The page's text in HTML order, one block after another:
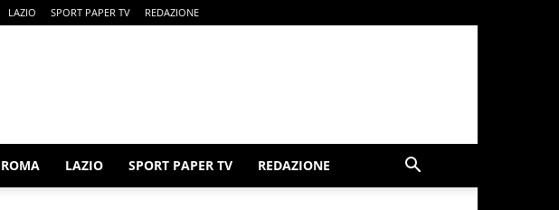
LAZIO SPORT PAPER TV REDAZIONE
ROMA LAZIO SPORT PAPER TV REDAZIONE